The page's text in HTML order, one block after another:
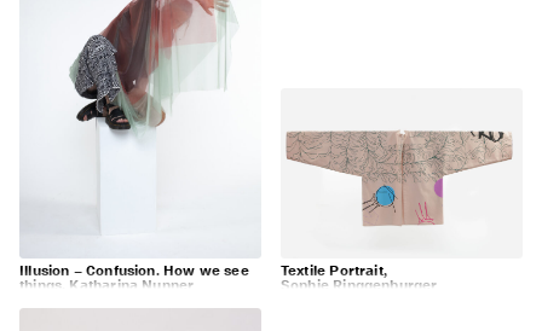
Illusion – Confusion. How we see
things, Katharina Nunner
Textile Portrait,
Sophie Ringgenburger